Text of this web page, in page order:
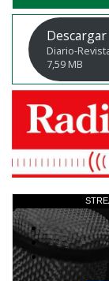
Descargar
Diario-
7,59 MB